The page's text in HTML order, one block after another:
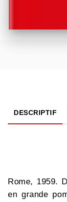
DESCRIPTIF
Rome, 1959.
en grande